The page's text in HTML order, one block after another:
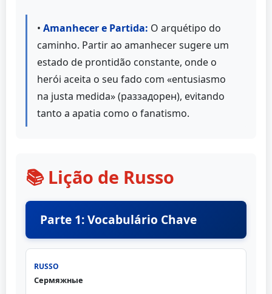
• Amanhecer e Partida: O arquétipo do
caminho. Partir ao amanhecer sugere um
estado de prontidão constante, onde o
herói aceita o seu fado com «entusiasmo
na justa medida» (раззадорен), evitando
tanto a apatia como o fanatismo.
📚 Lição de Russo
Parte 1: Vocabulário Chave
Сермяжные